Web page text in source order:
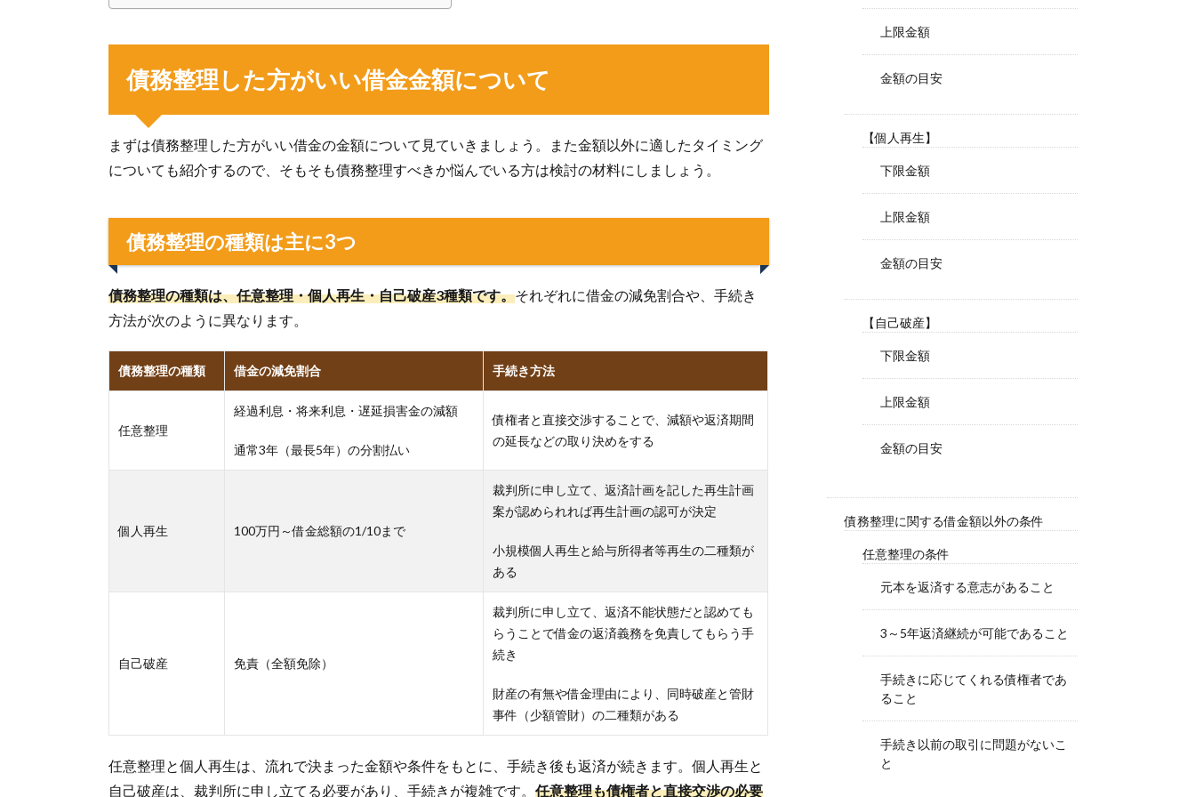
債務整理した方がいい借金金額について
まずは債務整理した方がいい借金の金額について見ていきましょう。また金額以外に適したタイミング
についても紹介するので、そもそも債務整理すべきか悩んでいる方は検討の材料にしましょう。
債務整理の種類は主に3つ
債務整理の種類は、任意整理・個人再生・自己破産3種類です。それぞれに借金の減免割合や、手続き
方法が次のように異なります。
債務整理の種類 借金の減免割合 手続き方法
任意整理
経過利息・将来利息・遅延損害金の減額
通常3年（最長5年）の分割払い
債権者と直接交渉することで、減額や返済期間
の延長などの取り決めをする
個人再生 100万円～借金総額の1/10まで
裁判所に申し立て、返済計画を記した再生計画
案が認められれば再生計画の認可が決定
小規模個人再生と給与所得者等再生の二種類が
ある
自己破産 免責（全額免除）
裁判所に申し立て、返済不能状態だと認めても
らうことで借金の返済義務を免責してもらう手
続き
財産の有無や借金理由により、同時破産と管財
事件（少額管財）の二種類がある
任意整理と個人再生は、流れで決まった金額や条件をもとに、手続き後も返済が続きます。個人再生と
自己破産は、裁判所に申し立てる必要があり、手続きが複雑です。 任意整理も債権者と直接交渉の必要
上限金額
金額の目安
【個人再生】
下限金額
上限金額
金額の目安
【自己破産】
下限金額
上限金額
金額の目安
債務整理に関する借金額以外の条件
任意整理の条件
元本を返済する意志があること
3～5年返済継続が可能であること
手続きに応じてくれる債権者であ
ること
手続き以前の取引に問題がないこ
と